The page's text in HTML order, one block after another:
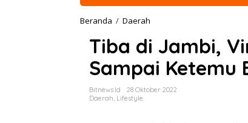
Beranda / Daerah
b
a
d
i
J
Tiba di Jambi,
Sampai Ketemu
Bitnews.id
28 Oktober 2022
Daerah, Lifestyle